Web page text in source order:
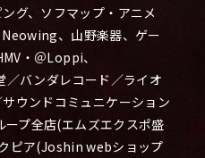
グ、ソフマップ・アニメ
、山野楽器、ゲー
・＠Loppi、
バンダレコード／ライオ
ウンドコミュニケーション
プ全店(エムズエクスポ盛
ピア(Joshin webショップ